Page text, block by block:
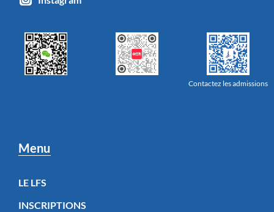
Contactez les admissions
Menu
LE LFS
INSCRIPTIONS